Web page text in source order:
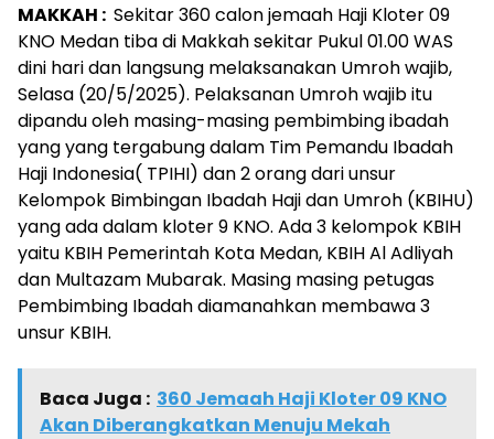
MAKKAH : Sekitar 360 calon jemaah Haji Kloter 09
KNO Medan tiba di Makkah sekitar Pukul 01.00 WAS
dini hari dan langsung melaksanakan Umroh wajib,
Selasa (20/5/2025). Pelaksanan Umroh wajib itu
dipandu oleh masing-masing pembimbing ibadah
yang yang tergabung dalam Tim Pemandu Ibadah
Haji Indonesia( TPIHI) dan 2 orang dari unsur
Kelompok Bimbingan Ibadah Haji dan Umroh (KBIHU)
yang ada dalam kloter 9 KNO. Ada 3 kelompok KBIH
yaitu KBIH Pemerintah Kota Medan, KBIH Al Adliyah
dan Multazam Mubarak. Masing masing petugas
Pembimbing Ibadah diamanahkan membawa 3
unsur KBIH.
Baca Juga : 360 Jemaah Haji Kloter 09 KNO
Akan Diberangkatkan Menuju Mekah